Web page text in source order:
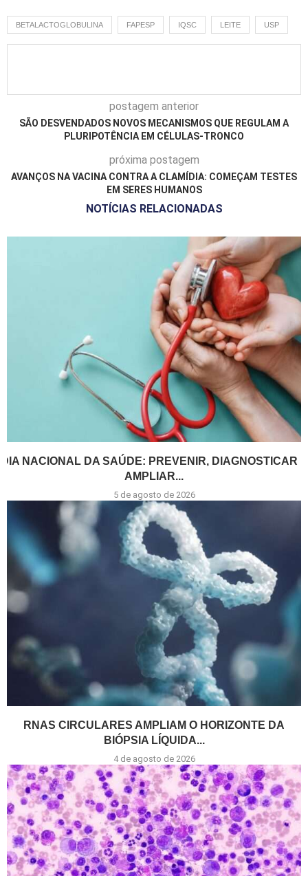
BETALACTOGLOBULINA FAPESP IQSC LEITE USP
postagem anterior
SÃO DESVENDADOS NOVOS MECANISMOS QUE REGULAM A
PLURIPOTÊNCIA EM CÉLULAS-TRONCO
próxima postagem
AVANÇOS NA VACINA CONTRA A CLAMÍDIA: COMEÇAM TESTES
EM SERES HUMANOS
NOTÍCIAS RELACIONADAS
DIA NACIONAL DA SAÚDE: PREVENIR, DIAGNOSTICAR E
AMPLIAR...
5 de agosto de 2026
RNAS CIRCULARES AMPLIAM O HORIZONTE DA
BIÓPSIA LÍQUIDA...
4 de agosto de 2026